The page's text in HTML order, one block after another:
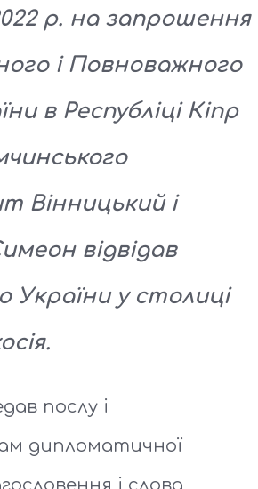
р. на запрошення
і Повноважного
в Республіці Кіпр
Вінницький і
відвідав
України у столиці
послу і
дипломатичної